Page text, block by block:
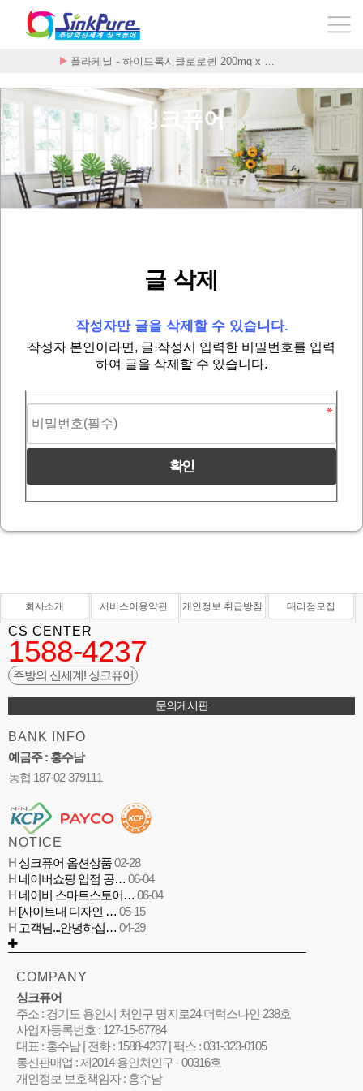
플라케닐 - 하이드록시클로로퀸 200mg x …
Стоимость Внутренни
싱크퓨어
글 삭제
작성자만 글을 삭제할 수 있습니다.
작성자 본인이라면, 글 작성시 입력한 비밀번호를 입력
하여 글을 삭제할 수 있습니다.
회사소개 서비스이용약관 개인정보 취급방침 대리점모집
CS CENTER
1588-4237
주방의 신세계! 싱크퓨어
문의게시판
BANK INFO
예금주 : 홍수남
농협 187-02-379111
NOTICE
H 싱크퓨어 옵션상품02-28
H 네이버쇼핑 입점 공… 06-04
H 네이버 스마트스토어… 06-04
H [사이트내 디자인 … 05-15
H 고객님...안녕하십… 04-29
COMPANY
싱크퓨어
주소 : 경기도 용인시 처인구 명지로24 더럭스나인 238호
사업자등록번호 : 127-15-67784
대표 : 홍수남 | 전화 : 1588-4237 | 팩스 : 031-323-0105
통신판매업 : 제2014 용인처인구 - 00316호
개인정보 보호책임자 : 홍수남